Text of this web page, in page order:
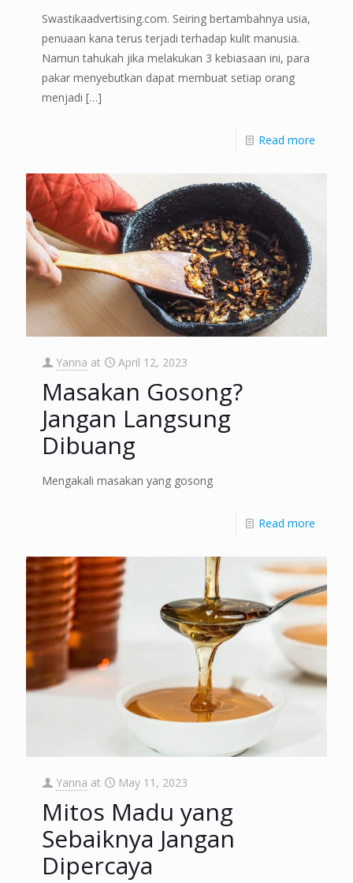
Swastikaadvertising.com. Seiring bertambahnya usia,
penuaan kana terus terjadi terhadap kulit manusia.
Namun tahukah jika melakukan 3 kebiasaan ini, para
pakar menyebutkan dapat membuat setiap orang
menjadi […]
Read more
Yanna at April 12, 2023
Masakan Gosong?
Jangan Langsung
Dibuang
Mengakali masakan yang gosong
Read more
Yanna at May 11, 2023
Mitos Madu yang
Sebaiknya Jangan
Dipercaya